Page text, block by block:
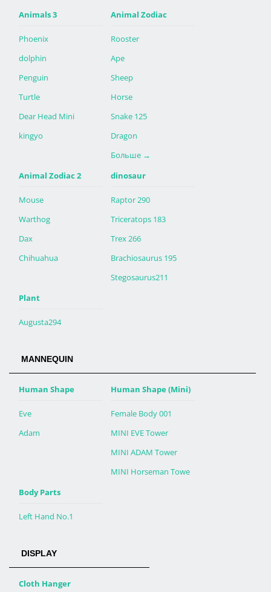
Animals 3
Phoenix
dolphin
Penguin
Turtle
Dear Head Mini
kingyo
Animal Zodiac
Rooster
Ape
Sheep
Horse
Snake 125
Dragon
Больше →
Animal Zodiac 2
Mouse
Warthog
Dax
Chihuahua
dinosaur
Raptor 290
Triceratops 183
Trex 266
Brachiosaurus 195
Stegosaurus211
Plant
Augusta294
MANNEQUIN
Human Shape
Eve
Adam
Human Shape (Mini)
Female Body 001
MINI EVE Tower
MINI ADAM Tower
MINI Horseman Towe
Body Parts
Left Hand No.1
DISPLAY
Cloth Hanger